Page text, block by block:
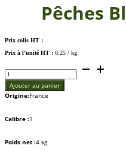
Pêches
Prix colis HT :
Prix à l’unité HT : 6.25 / kg
de
Pêches
Blanches
BIO
Ajouter au panier
Origine:France
Calibre :1
Poids net :4 kg